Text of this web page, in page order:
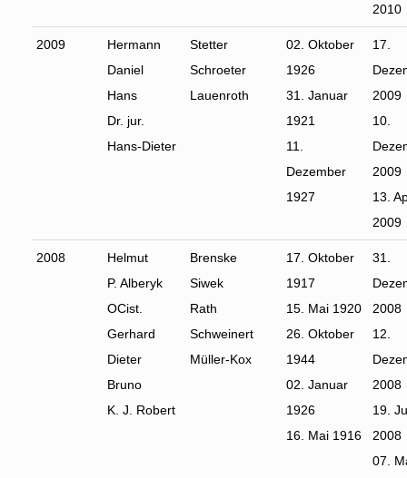
2010
2009
Hermann
Daniel
Hans
Dr. jur.
Hans-Dieter
Stetter
Schroeter
Lauenroth
02. Oktober
1926
31. Januar
1921
11.
Dezember
1927
17.
2009
10.
2009
13.
2009
2008
Helmut
P. Alberyk
OCist.
Gerhard
Dieter
Bruno
K. J. Robert
Brenske
Siwek
Rath
Schweinert
Müller-Kox
17. Oktober
1917
15. Mai 1920
26. Oktober
1944
02. Januar
1926
16. Mai 1916
31.
2008
12.
2008
19.
2008
07.